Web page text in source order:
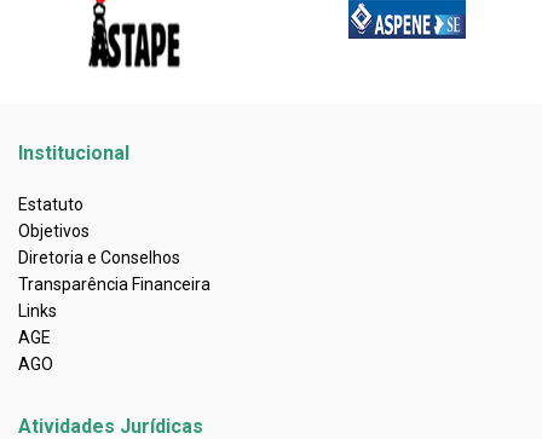
Institucional
Estatuto
Objetivos
Diretoria e Conselhos
Transparência Financeira
Links
AGE
AGO
Atividades Jurídicas